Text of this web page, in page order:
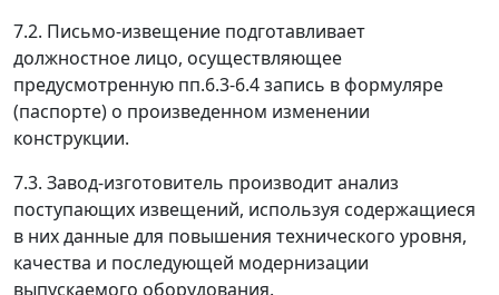
7.2. Письмо-извещение подготавливает
должностное лицо, осуществляющее
предусмотренную пп.6.3-6.4 запись в формуляре
(паспорте) о произведенном изменении
конструкции.
7.3. Завод-изготовитель производит анализ
поступающих извещений, используя содержащиеся
в них данные для повышения технического уровня,
качества и последующей модернизации
выпускаемого оборудования.